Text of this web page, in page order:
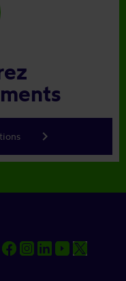
keyboard_arrow_right